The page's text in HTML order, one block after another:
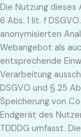
Die Nutzung dieses
6 Abs. 1 lit. f
anonymisierten
Webangebot als
entsprechende
Verarbeitung
DSGVO und § 25
Speicherung von
Endgerät des
TDDDG umfasst.